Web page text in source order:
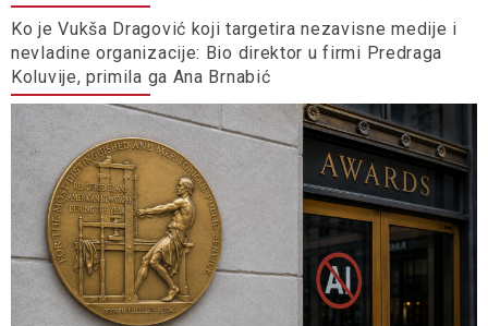
Ko je Vukša Dragović koji targetira nezavisne medije i
nevladine organizacije: Bio direktor u firmi Predraga
Koluvije, primila ga Ana Brnabić